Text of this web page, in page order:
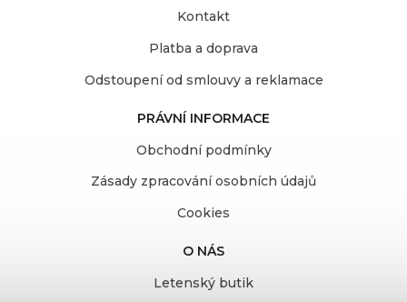
Kontakt
Platba a doprava
Odstoupení od smlouvy a reklamace
PRÁVNÍ INFORMACE
Obchodní podmínky
Zásady zpracování osobních údajů
Cookies
O NÁS
Letenský butik